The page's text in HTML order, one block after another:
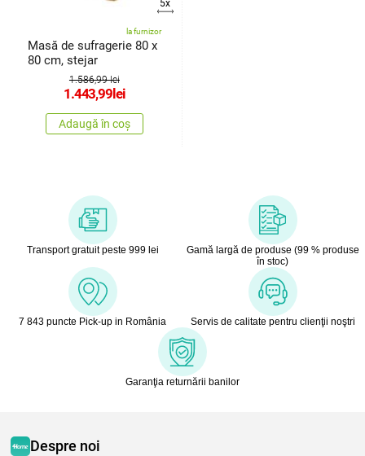
5x
la furnizor
Masă de sufragerie 80 x
80 cm, stejar
1.586,99 lei
1.443,99 lei
Adaugă în coș
Transport gratuit peste 999 lei
Gamă largă de produse (99 % produse
în stoc)
7 843 puncte Pick-up in România Servis de calitate pentru clienţii noştri
Garanţia returnării banilor
Despre noi